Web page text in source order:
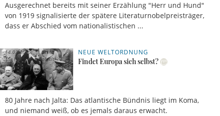
Ausgerechnet bereits mit seiner Erzählung "Herr und Hund"
von 1919 signalisierte der spätere Literaturnobelpreisträger,
dass er Abschied vom nationalistischen ...
NEUE WELTORDNUNG
Findet Europa sich selbst?
80 Jahre nach Jalta: Das atlantische Bündnis liegt im Koma,
und niemand weiß, ob es jemals daraus erwacht.
14.03.2025,
15 Uhr
Bernd
Posselt